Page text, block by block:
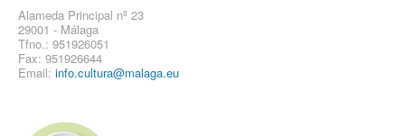
Alameda Principal nº 23
29001 - Málaga
Tfno.: 951926051
Fax: 951926644
Email: info.cultura@malaga.eu